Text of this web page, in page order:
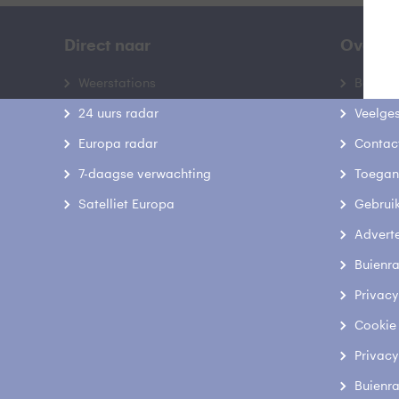
Direct naar
Weerstations
24 uurs radar
Europa radar
7-daagse verwachting
Satelliet Europa
Over